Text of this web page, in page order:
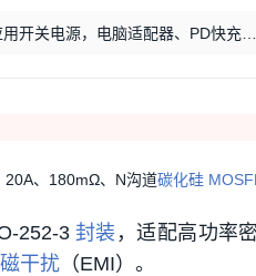
，电脑适配器、PD快充、空调、电动自行车充电器
20A、180mΩ、N沟道碳化硅
封装 ，适配高功率
干扰 （EMI）。